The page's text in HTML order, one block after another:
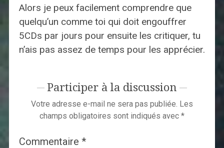
Alors je peux facilement comprendre que
quelqu’un comme toi qui doit engouffrer
5CDs par jours pour ensuite les critiquer, tu
n’ais pas assez de temps pour les apprécier.
Participer à la discussion
Votre adresse e-mail ne sera pas publiée. Les
champs obligatoires sont indiqués avec *
Commentaire *